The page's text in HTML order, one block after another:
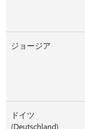
ジョージア
ドイツ
(Deutschland)